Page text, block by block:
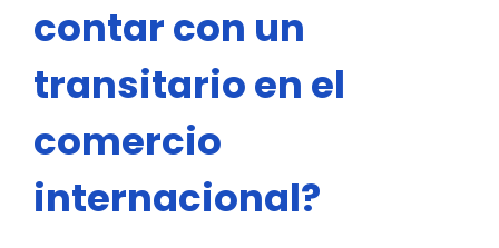
contar con un
transitario en el
comercio
internacional?